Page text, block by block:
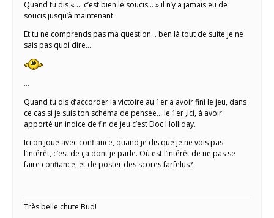
Quand tu dis « … c’est bien le soucis… » il n’y a jamais eu de
soucis jusqu’à maintenant.
Et tu ne comprends pas ma question… ben là tout de suite je ne
sais pas quoi dire…
…
Quand tu dis d’accorder la victoire au 1er a avoir fini le jeu, dans
ce cas si je suis ton schéma de pensée… le 1er ,ici, à avoir
apporté un indice de fin de jeu c’est Doc Holliday.
Ici on joue avec confiance, quand je dis que je ne vois pas
l’intérêt, c’est de ça dont je parle. Où est l’intérêt de ne pas se
faire confiance, et de poster des scores farfelus?
Très belle chute Bud!